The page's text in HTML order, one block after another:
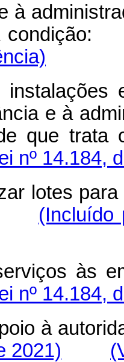
à
e à
de que
nº 14.184,
lotes
(Incluído
nº 14.184,
à
2021)